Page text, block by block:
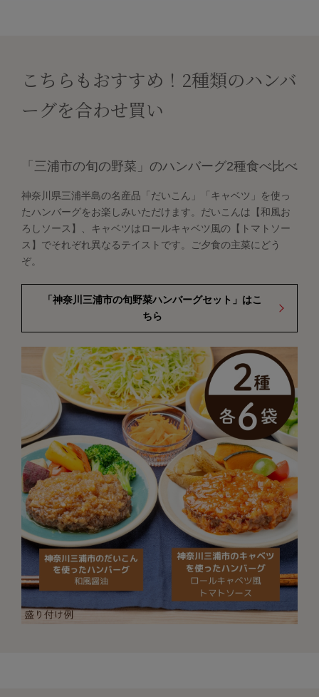
こちらもおすすめ！2種類のハンバ
ーグを合わせ買い
「三浦市の旬の野菜」のハンバーグ2種食べ比べ
神奈川県三浦半島の名産品「だいこん」「キャベツ」を使っ
たハンバーグをお楽しみいただけます。だいこんは【和風お
ろしソース】、キャベツはロールキャベツ風の【トマトソー
ス】でそれぞれ異なるテイストです。ご夕食の主菜にどう
ぞ。
「神奈川三浦市の旬野菜ハンバーグセット」はこ
ちら